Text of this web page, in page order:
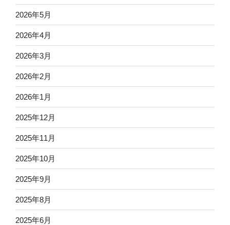
2026年5月
2026年4月
2026年3月
2026年2月
2026年1月
2025年12月
2025年11月
2025年10月
2025年9月
2025年8月
2025年6月